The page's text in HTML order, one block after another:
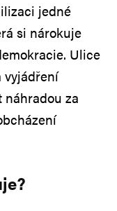
jedné
si nárokuje
Ulice
vyjádření
náhradou za